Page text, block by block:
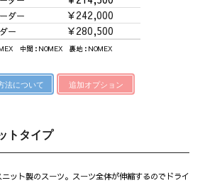
ダー ￥242,000
ー ￥280,500
中間：NOMEX 裏地：NOMEX
法について 追加オプション
トタイプ
ット製のスーツ。スーツ全体が伸縮するのでドライ